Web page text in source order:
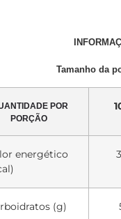
Tamanho da
POR
PORÇÃO
energético
(g)